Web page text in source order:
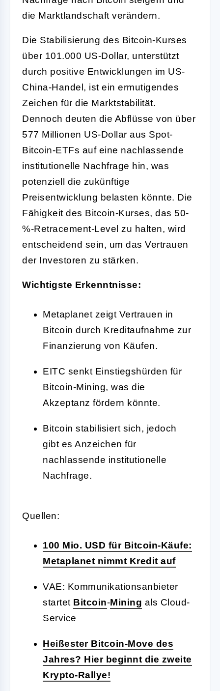
die Marktlandschaft verändern.
Die Stabilisierung des Bitcoin-Kurses
über 101.000 US-Dollar, unterstützt
durch positive Entwicklungen im US-
China-Handel, ist ein ermutigendes
Zeichen für die Marktstabilität.
Dennoch deuten die Abflüsse von über
577 Millionen US-Dollar aus Spot-
Bitcoin-ETFs auf eine nachlassende
institutionelle Nachfrage hin, was
potenziell die zukünftige
Preisentwicklung belasten könnte. Die
Fähigkeit des Bitcoin-Kurses, das 50-
%-Retracement-Level zu halten, wird
entscheidend sein, um das Vertrauen
der Investoren zu stärken.
Wichtigste Erkenntnisse:
Metaplanet zeigt Vertrauen in
Bitcoin durch Kreditaufnahme zur
Finanzierung von Käufen.
EITC senkt Einstiegshürden für
Bitcoin-Mining, was die
Akzeptanz fördern könnte.
Bitcoin stabilisiert sich, jedoch
gibt es Anzeichen für
nachlassende institutionelle
Nachfrage.
Quellen:
100 Mio. USD für Bitcoin-Käufe:
Metaplanet nimmt Kredit auf
VAE: Kommunikationsanbieter
startet Bitcoin-Mining als Cloud-
Service
Heißester Bitcoin-Move des
Jahres? Hier beginnt die zweite
Krypto-Rallye!